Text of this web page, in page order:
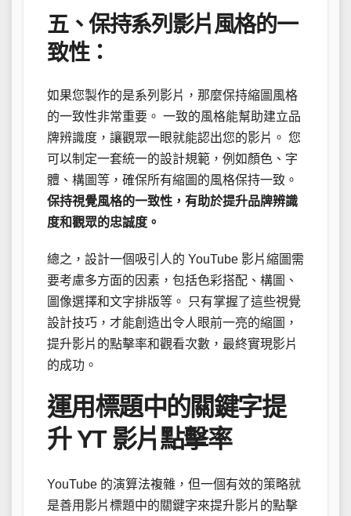
五、保持系列影片風格的一
致性：
如果您製作的是系列影片，那麼保持縮圖風格
的一致性非常重要。 一致的風格能幫助建立品
牌辨識度，讓觀眾一眼就能認出您的影片。 您
可以制定一套統一的設計規範，例如顏色、字
體、構圖等，確保所有縮圖的風格保持一致。
保持視覺風格的一致性，有助於提升品牌辨識
度和觀眾的忠誠度。
總之，設計一個吸引人的 YouTube 影片縮圖需
要考慮多方面的因素，包括色彩搭配、構圖、
圖像選擇和文字排版等。 只有掌握了這些視覺
設計技巧，才能創造出令人眼前一亮的縮圖，
提升影片的點擊率和觀看次數，最終實現影片
的成功。
運用標題中的關鍵字提
升 YT 影片點擊率
YouTube 的演算法複雜，但一個有效的策略就
是善用影片標題中的關鍵字來提升影片的點擊